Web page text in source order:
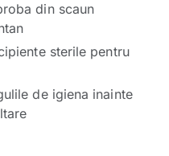
din scaun
sterile pentru
de igiena inainte